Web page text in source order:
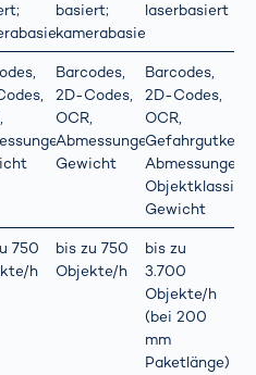
basiert;
kamerabasiert
laserbasiert
Barcodes,
2D-Codes,
OCR,
Abmessungen,
Gewicht
Barcodes,
2D-Codes,
OCR,
Abmessungen,
Gewicht
750
h
bis zu 750
Objekte/h
bis zu
3.700
Objekte/h
(bei 200
mm
Paketlänge)